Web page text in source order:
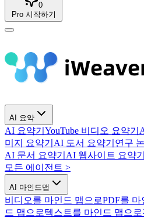
0
Pro 시작하기
AI 요약
AI 요약기 YouTube 비디오 요약기
미지 요약기 AI 도서 요약기 연구
AI 문서 요약기 AI 웹사이트 요약기
모든 에이전트 >
AI 마인드맵
비디오를 마인드 맵으로PDF를 마
드 맵으로텍스트를 마인드 맵으로